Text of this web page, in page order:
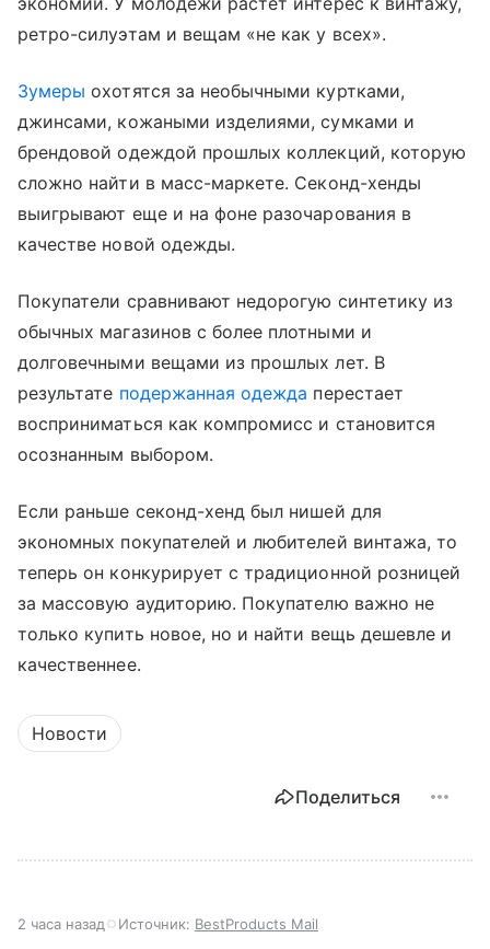
ретро-силуэтам и вещам «не как у всех».
Зумеры охотятся за необычными куртками,
джинсами, кожаными изделиями, сумками и
брендовой одеждой прошлых коллекций, которую
сложно найти в масс-маркете. Секонд-хенды
выигрывают еще и на фоне разочарования в
качестве новой одежды.
Покупатели сравнивают недорогую синтетику из
обычных магазинов с более плотными и
долговечными вещами из прошлых лет. В
результате подержанная одежда перестает
восприниматься как компромисс и становится
осознанным выбором.
Если раньше секонд-хенд был нишей для
экономных покупателей и любителей винтажа, то
теперь он конкурирует с традиционной розницей
за массовую аудиторию. Покупателю важно не
только купить новое, но и найти вещь дешевле и
качественнее.
Новости
Поделиться
2 часа назад Источник: BestProducts Mail